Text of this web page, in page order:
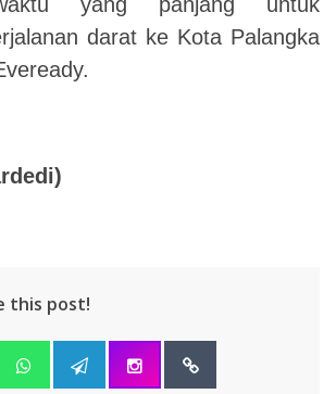
darat ke Kota Palangka
this post!